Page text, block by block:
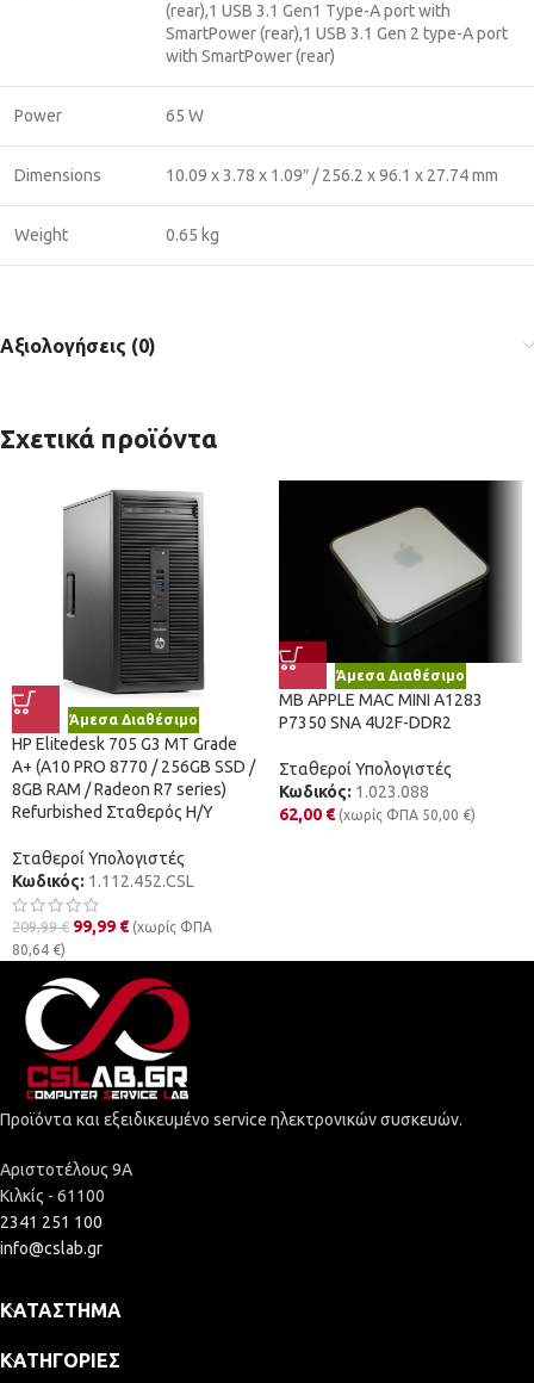
(rear),1 USB 3.1 Gen1 Type-A port with
SmartPower (rear),1 USB 3.1 Gen 2 type-A port
with SmartPower (rear)
Power 65 W
Dimensions 10.09 x 3.78 x 1.09″ / 256.2 x 96.1 x 27.74 mm
Weight 0.65 kg
Αξιολογήσεις (0)
Σχετικά προϊόντα
Άμεσα Διαθέσιμο
HP Elitedesk 705 G3 MT Grade
A+ (A10 PRO 8770 / 256GB SSD /
8GB RAM / Radeon R7 series)
Refurbished Σταθερός Η/Υ
Σταθεροί Υπολογιστές
Κωδικός: 1.112.452.CSL
209,99€ 99,99 € (χωρίς ΦΠΑ
80,64 €)
Άμεσα Διαθέσιμο
MB APPLE MAC MINI A1283
P7350 SNA 4U2F-DDR2
Σταθεροί Υπολογιστές
Κωδικός: 1.023.088
62,00 € (χωρίς ΦΠΑ 50,00 €)
Προϊόντα και εξειδικευμένο service ηλεκτρονικών συσκευών.
Αριστοτέλους 9Α
Κιλκίς - 61100
2341 251 100
info@cslab.gr
ΚΑΤΆΣΤΗΜΑ
ΚΑΤΗΓΟΡΊΕΣ